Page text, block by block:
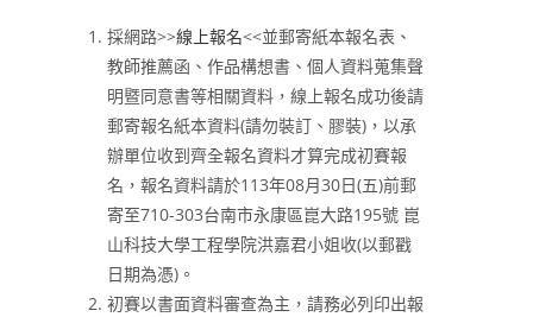
採網路>>線上報名<<並郵寄紙本報名表、
教師推薦函、作品構想書、個人資料蒐集聲
明暨同意書等相關資料，線上報名成功後請
郵寄報名紙本資料(請勿裝訂、膠裝)，以承
辦單位收到齊全報名資料才算完成初賽報
名，報名資料請於113年08月30日(五)前郵
寄至710-303台南市永康區崑大路195號 崑
山科技大學工程學院洪嘉君小姐收(以郵戳
日期為憑)。
初賽以書面資料審查為主，請務必列印出報